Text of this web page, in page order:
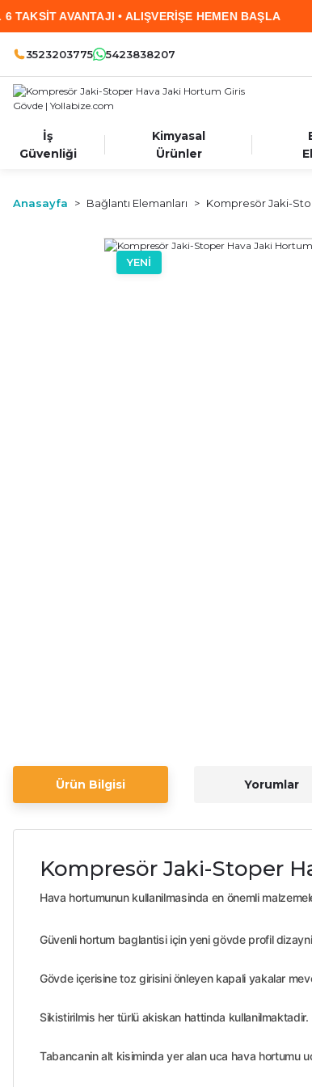
• ALIŞVERİŞE HEMEN BAŞLA
3523203775 5423838207
İş
Güvenliği
Kimyasal
Ürünler
Anasayfa Bağlantı Elemanları Kompresör Jaki-
YENİ
Ürün Bilgisi Yorumlar
Kompresör Jaki-Stoper
Hava hortumunun kullanilmasinda en önemli
Güvenli hortum baglantisi için yeni gövde profil
Gövde içerisine toz girisini önleyen kapali yakalar
Sikistirilmis her türlü akiskan hattinda kullanilmaktadir.
Tabancanin alt kisiminda yer alan uca hava hortumu